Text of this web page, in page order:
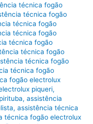
técnica fogão
técnica fogão
técnica fogão
técnica fogão
técnica fogão
técnica fogão
técnica fogão
técnica fogão
fogão electrolux
piqueri,
,assistência
,assistência técnica
técnica fogão electrolux